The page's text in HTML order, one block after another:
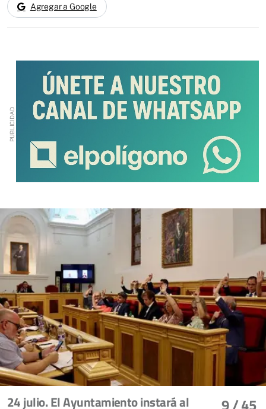
Agregar a Google
9/ 45
24 julio. El Ayuntamiento instará al